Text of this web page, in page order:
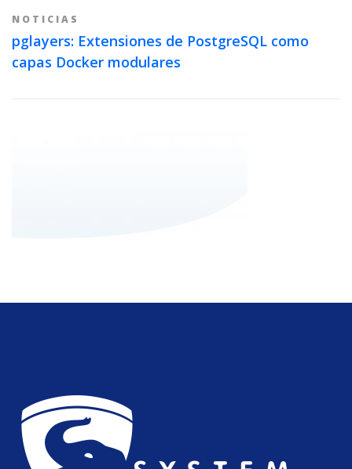
NOTICIAS
pglayers: Extensiones de PostgreSQL como
capas Docker modulares